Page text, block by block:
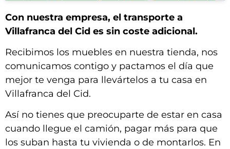
Con nuestra empresa, el transporte a
Villafranca del Cid es sin coste adicional.
Recibimos los muebles en nuestra tienda, nos
comunicamos contigo y pactamos el día que
mejor te venga para llevártelos a tu casa en
Villafranca del Cid.
Así no tienes que preocuparte de estar en casa
cuando llegue el camión, pagar más para que
los suban hasta tu vivienda o de montarlos. En